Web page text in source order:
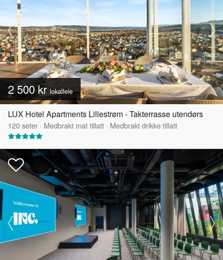
2 500 krlokalleie
LUX Hotel Apartments Lillestrøm - Takterrasse utendørs
120seter · Medbrakt mat tillatt · Medbrakt drikke tillatt